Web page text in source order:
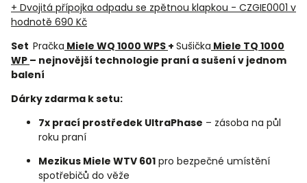
+ Dvojitá přípojka odpadu se zpětnou klapkou - CZGIE0001 v
hodnotě 690 Kč
Set Pračka Miele WQ 1000 WPS + Sušička Miele TQ 1000
WP – nejnovější technologie praní a sušení v jednom
balení
Dárky zdarma k setu:
7x prací prostředek UltraPhase – zásoba na půl
roku praní
Mezikus Miele WTV 601 pro bezpečné umístění
spotřebičů do věže